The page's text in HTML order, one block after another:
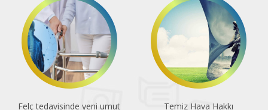
Temiz Hava Hakkı
Sıcaklık arttıkça klimaya da